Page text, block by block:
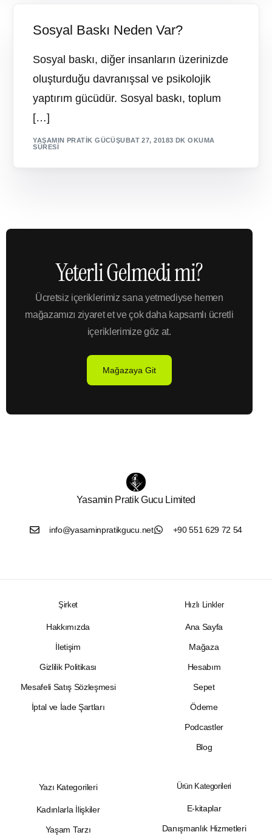
Sosyal Baskı Neden Var?
Sosyal baskı, diğer insanların üzerinizde
oluşturduğu davranışsal ve psikolojik
yaptırım gücüdür. Sosyal baskı, toplum
[…]
YAŞAMIN PRATIK GÜCÜŞUBAT 27, 20183 DK OKUMA
SÜRESI
Yeterli Gelmedi mi?
Ücretsiz içeriklerimiz sana yetmediyse hemen
mağazamızı ziyaret et ve çok daha kapsamlı ücretli
içeriklerimize göz at.
Mağazaya Git
Yasamin Pratik Gucu Limited
info@yasaminpratikgucu.net +90 551 629 72 54
Şirket
Hakkımızda
İletişim
Gizlilik Politikası
Mesafeli Satış Sözleşmesi
İptal ve İade Şartları
Hızlı Linkler
Ana Sayfa
Mağaza
Hesabım
Sepet
Ödeme
Podcastler
Blog
Yazı Kategorileri
Kadınlarla İlişkiler
Yaşam Tarzı
Ürün Kategorileri
E-kitaplar
Danışmanlık Hizmetleri